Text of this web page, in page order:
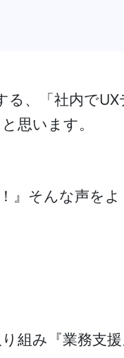
、「社内で
思います。
』そんな声をよ
組み『業務支